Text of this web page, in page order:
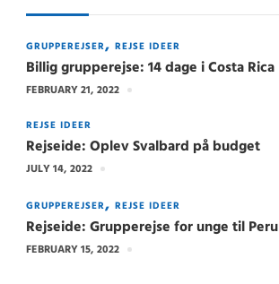
GRUPPEREJSER REJSE IDEER
Billig grupperejse: 14 dage i Costa Rica
FEBRUARY 21, 2022
REJSE IDEER
Rejseide: Oplev Svalbard på budget
JULY 14, 2022
GRUPPEREJSER REJSE IDEER
Rejseide: Grupperejse for unge til Peru
FEBRUARY 15, 2022